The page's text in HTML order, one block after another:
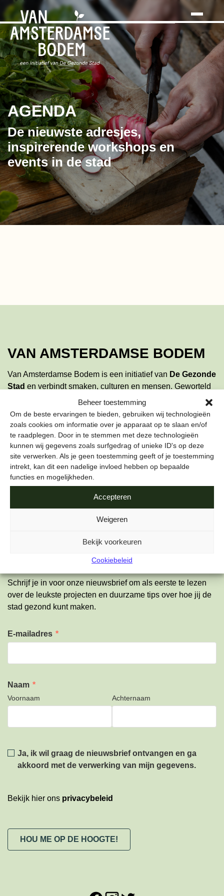
Beheer toestemming
Om de beste ervaringen te bieden, gebruiken wij technologieën
zoals cookies om informatie over je apparaat op te slaan en/of
te raadplegen. Door in te stemmen met deze technologieën
kunnen wij gegevens zoals surfgedrag of unieke ID's op deze
site verwerken. Als je geen toestemming geeft of je toestemming
intrekt, kan dit een nadelige invloed hebben op bepaalde
functies en mogelijkheden.
Accepteren
Weigeren
Bekijk voorkeuren
Cookiebeleid
Skip
the
content
Search
AGENDA
De nieuwste adresjes,
inspirerende workshops en
events in de stad
VAN AMSTERDAMSE BODEM
Van Amsterdamse Bodem is een initiatief van De Gezonde
Stad en verbindt smaken, culturen en mensen. Geworteld
in de Amsterdamse grond én de toekomst. Samen zaaien
we ideeën en oogsten we een duurzamere en gezondere
stad. Met de hulp van boeren, winkels, restaurants en
bewoners. Ontdek hoe lokaal en bewust eten niet alleen
lekker is, maar ook het verschil maakt. Doe mee en proef
de toekomst!Lees meer over het team en wat wij doen.
ONZE NIEUWSBRIEF
Schrijf je in voor onze nieuwsbrief om als eerste te lezen
over de leukste projecten en duurzame tips over hoe jij de
stad gezond kunt maken.
E-mailadres *
Naam *
Voornaam Achternaam
Privacy
Ja, ik wil graag de nieuwsbrief ontvangen en ga
akkoord met de verwerking van mijn gegevens.
Bekijk hier ons privacybeleid